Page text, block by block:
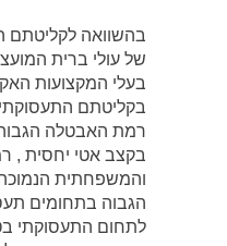
בהשוואה לקליטתם
בעלי המקצועות
רמת האבטלה
בקצב אטי יחסית ,
והמשפחתית
הגבוה בתחומים
לתחום התעסוקתי